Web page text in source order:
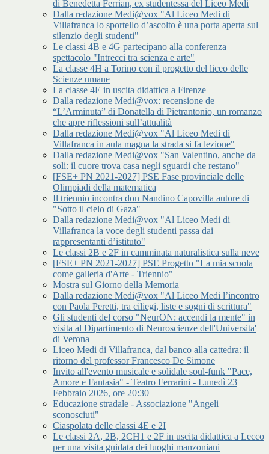
di Benedetta Ferrian, ex studentessa del Liceo Medi
Dalla redazione Medi@vox "Al Liceo Medi di
Villafranca lo sportello d’ascolto è una porta aperta sul
silenzio degli studenti"
Le classi 4B e 4G partecipano alla conferenza
spettacolo "Intrecci tra scienza e arte"
La classe 4H a Torino con il progetto del liceo delle
Scienze umane
La classe 4E in uscita didattica a Firenze
Dalla redazione Medi@vox: recensione de
“L’Arminuta” di Donatella di Pietrantonio, un romanzo
che apre riflessioni sull’attualità
Dalla redazione Medi@vox "Al Liceo Medi di
Villafranca in aula magna la strada si fa lezione"
Dalla redazione Medi@vox "San Valentino, anche da
soli: il cuore trova casa negli sguardi che restano"
[FSE+ PN 2021-2027] PSE Fase provinciale delle
Olimpiadi della matematica
Il triennio incontra don Nandino Capovilla autore di
"Sotto il cielo di Gaza"
Dalla redazione Medi@vox "Al Liceo Medi di
Villafranca la voce degli studenti passa dai
rappresentanti d’istituto"
Le classi 2B e 2F in camminata naturalistica sulla neve
[FSE+ PN 2021-2027] PSE Progetto "La mia scuola
come galleria d'Arte - Triennio"
Mostra sul Giorno della Memoria
Dalla redazione Medi@vox "Al Liceo Medi l’incontro
con Paola Peretti, tra ciliegi, liste e sogni di scrittura"
Gli studenti del corso "NeurON: accendi la mente" in
visita al Dipartimento di Neuroscienze dell'Universita'
di Verona
Liceo Medi di Villafranca, dal banco alla cattedra: il
ritorno del professor Francesco De Simone
Invito all'evento musicale e solidale soul-funk "Pace,
Amore e Fantasia" - Teatro Ferrarini - Lunedì 23
Febbraio 2026, ore 20:30
Educazione stradale - Associazione "Angeli
sconosciuti"
Ciaspolata delle classi 4E e 2I
Le classi 2A, 2B, 2CH1 e 2F in uscita didattica a Lecco
per una visita guidata dei luoghi manzoniani